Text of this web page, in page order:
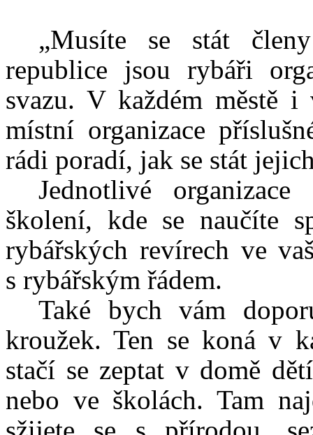
„Musíte se stát
republice jsou rybáři
svazu. V každém městě
místní organizace
rádi poradí, jak se stát
Jednotlivé
školení, kde se naučíte
rybářských revírech ve
s rybářským řádem.
Také bych vám
kroužek. Ten se koná v
stačí se zeptat v domě
nebo ve školách. Tam